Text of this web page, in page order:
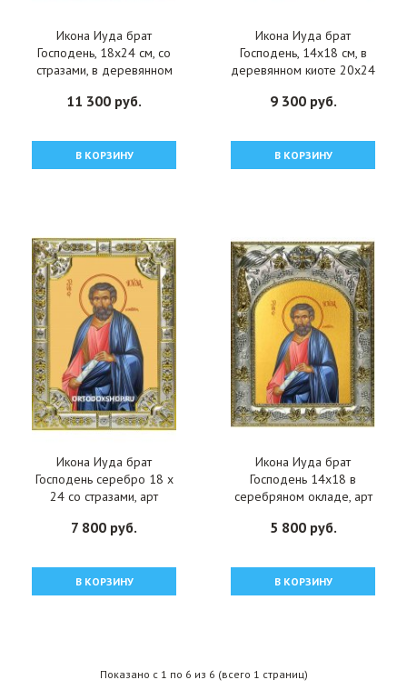
Икона Иуда брат
Господень, 18x24 см, со
стразами, в деревянном
11 300 руб.
В КОРЗИНУ
Икона Иуда брат
Господень, 14x18 см, в
деревянном киоте 20х24
9 300 руб.
В КОРЗИНУ
Икона Иуда брат
Господень серебро 18 х
24 со стразами, арт
7 800 руб.
В КОРЗИНУ
Икона Иуда брат
Господень 14x18 в
серебряном окладе, арт
5 800 руб.
В КОРЗИНУ
Показано с 1 по 6 из 6 (всего 1 страниц)